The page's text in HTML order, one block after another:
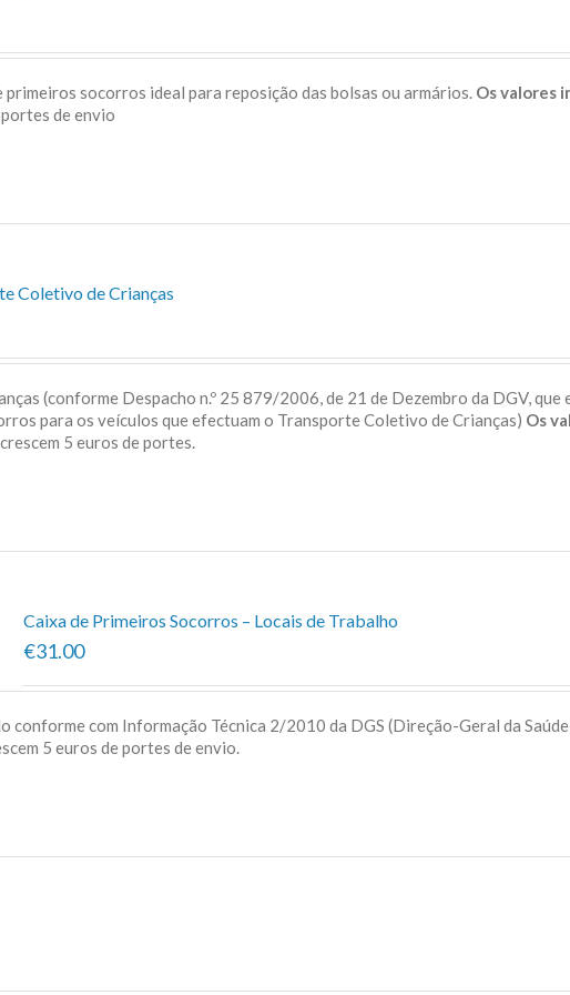
socorros ideal para reposição das bolsas ou armários. Os valores
portes de envio
Coletivo de Crianças
(conforme Despacho n.º 25 879/2006, de 21 de Dezembro da DGV, que
para os veículos que efectuam o Transporte Coletivo de Crianças) Os
5 euros de portes.
Caixa de Primeiros Socorros – Locais de Trabalho
€31.00
conforme com Informação Técnica 2/2010 da DGS (Direção-Geral da
5 euros de portes de envio.